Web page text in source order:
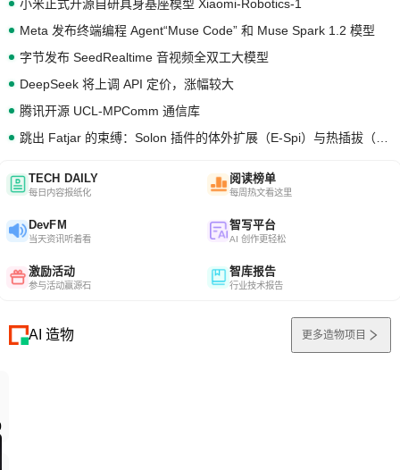
小米正式开源自研具身基座模型 Xiaomi-Robotics-1
Meta 发布终端编程 Agent“Muse Code” 和 Muse Spark 1.2 模型
字节发布 SeedRealtime 音视频全双工大模型
DeepSeek 将上调 API 定价，涨幅较大
腾讯开源 UCL-MPComm 通信库
TECH DAILY
每日内容报纸化
阅读榜单
每周热文看这里
DevFM
当天资讯听着看
智写平台
AI 创作更轻松
激励活动
参与活动赢源石
智库报告
行业技术报告
AI 造物 更多造物项目